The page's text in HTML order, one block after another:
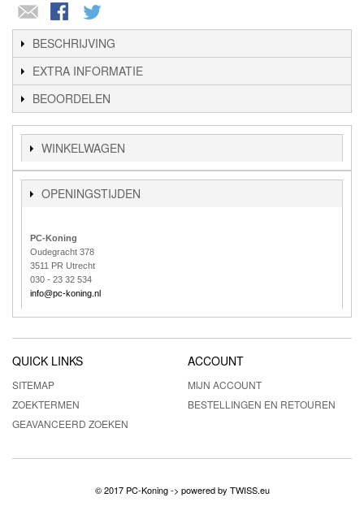
BESCHRIJVING
EXTRA INFORMATIE
BEOORDELEN
WINKELWAGEN
OPENINGSTIJDEN
PC-Koning
Oudegracht 378
3511 PR Utrecht
030 - 23 32 534
info@pc-koning.nl
QUICK LINKS
SITEMAP
ZOEKTERMEN
GEAVANCEERD ZOEKEN
ACCOUNT
MIJN ACCOUNT
BESTELLINGEN EN RETOUREN
© 2017 PC-Koning -> powered by TWISS.eu